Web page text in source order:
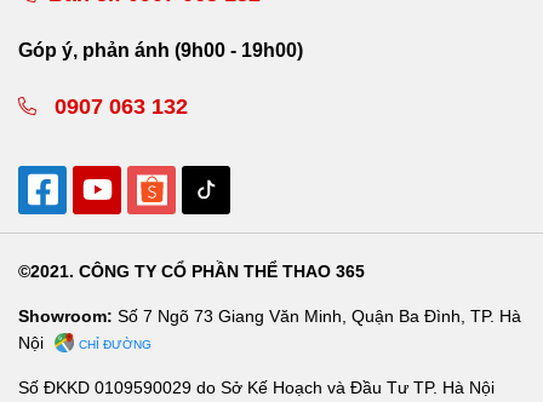
Góp ý, phản ánh (9h00 - 19h00)
0907 063 132
©2021. CÔNG TY CỔ PHẦN THỂ THAO 365
Showroom: Số 7 Ngõ 73 Giang Văn Minh, Quận Ba Đình, TP. Hà
Nội
CHỈ ĐƯỜNG
Số ĐKKD 0109590029 do Sở Kế Hoạch và Đầu Tư TP. Hà Nội